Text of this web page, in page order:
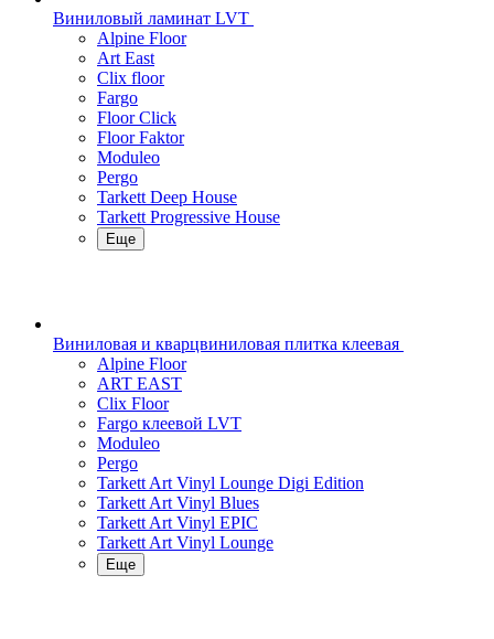
Виниловый ламинат LVT
Alpine Floor
Art East
Clix floor
Fargo
Floor Click
Floor Faktor
Moduleo
Pergo
Tarkett Deep House
Tarkett Progressive House
Еще
Виниловая и кварцвиниловая плитка клеевая
Alpine Floor
ART EAST
Clix Floor
Fargo клеевой LVT
Moduleo
Pergo
Tarkett Art Vinyl Lounge Digi Edition
Tarkett Art Vinyl Blues
Tarkett Art Vinyl EPIC
Tarkett Art Vinyl Lounge
Еще